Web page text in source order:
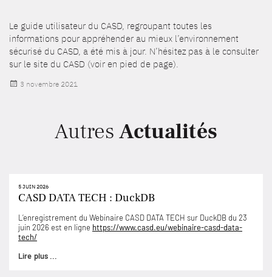
Le guide utilisateur du CASD, regroupant toutes les
informations pour appréhender au mieux l’environnement
sécurisé du CASD, a été mis à jour. N’hésitez pas à le consulter
sur le site du CASD (voir en pied de page).
Publié
3 novembre 2021
Autres Actualités
5 JUIN 2026
CASD DATA TECH : DuckDB
L’enregistrement du Webinaire CASD DATA TECH sur DuckDB du 23
juin 2026 est en ligne https://www.casd.eu/webinaire-casd-data-
tech/
Lire plus ...